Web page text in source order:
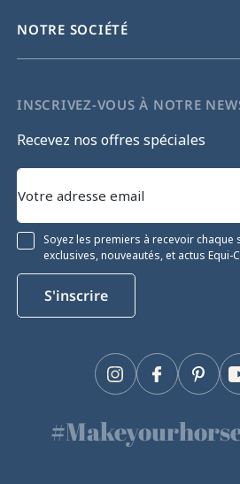
NOTRE SOCIÉTÉ
INSCRIVEZ-VOUS À NOTRE
Recevez nos offres spéciales
Soyez les premiers à recevoir chaque
exclusives, nouveautés, et actus Equi-
S'inscrire
Facebook
Instagram